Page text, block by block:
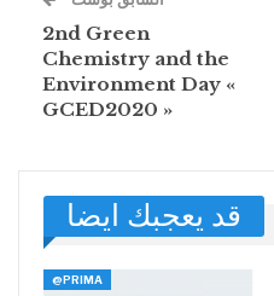
2nd Green
Chemistry and the
Environment Day «
GCED2020 »
قد يعجبك ايضا
@PRIMA